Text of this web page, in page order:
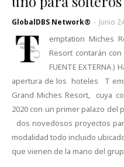
GlobalDBS Network® - Junio
T
emptation Miches
Resort contarán
FUENTE EXTERNA
apertura de los hoteles T
Grand Miches Resort, cuya
2020 con un primer palazo del
dos novedosos proyectos
modalidad todo incluido
que vienen de la mano del